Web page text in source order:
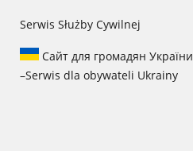
Serwis Służby Cywilnej
Сайт для громадян України
–Serwis dla obywateli Ukrainy